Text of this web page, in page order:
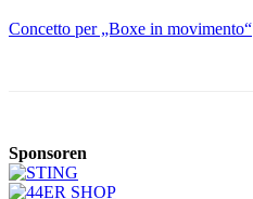
Concetto per „Boxe in movimento“
Sponsoren